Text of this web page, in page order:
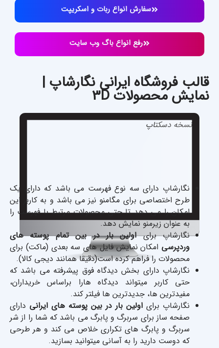
سفارش انواع ربات و اسکریپت
رفع انواع باگ وب سایت
قالب فروشگاه ایرانی نگارشاپ |
نمایش محصولات 3D
نسخه دسکتاپ
نگارشاپ دارای سه نوع فهرست می باشد که دارای یک
طرح اختصاصی برای مگامنو نیز می باشد و به کاربر این
امکان را می دهد تا حتی محصولات مرتبط با فهرست را
به عنوان زیرمنو نمایش دهد.
نگارشاپ برایاولین بار در بین تمام پوسته های
وردپرسی امکان نمایش فایل های سه بعدی (ماکت) برای
محصولات را فراهم کرده است(دقیقا همانند دیجی کالا).
نگارشاپ دارای بخش دیدگاه فوق پیشرفته می باشد که
حتی کاربر میتواند دیدگاه هارا براساس خریداران،
مفیدترین ها، جدیدترین ها فیلتر کند.
نگارشاپ برای اولین بار در بین پوسته های ایرانی دارای
صفحه ساز برای سربرگ و پابرگ می باشد که شما را از شر
سربرگ و پابرگ های تکراری خلاص می کند و هر طرحی
که دوست دارید را به آسانی میتوانید بسازید.